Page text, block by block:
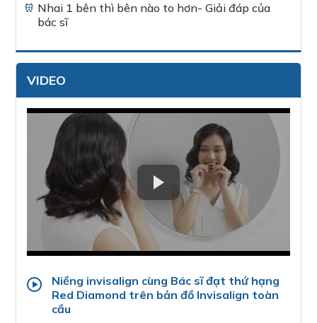
Nhai 1 bên thì bên nào to hơn- Giải đáp của
bác sĩ
VIDEO
Niềng invisalign cùng Bác sĩ đạt thứ hạng
Red Diamond trên bản đồ Invisalign toàn
cầu